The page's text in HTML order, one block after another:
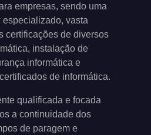
empresas, sendo uma
vasta
certificações de diversos
instalação de
informática e
de informática.
qualificada e focada
a continuidade dos
de paragem e